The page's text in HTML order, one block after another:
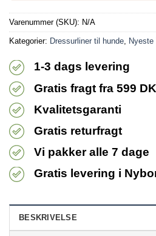
Varenummer (SKU): N/A
Kategorier: Dressurliner til hunde Nyeste
1-3 dags levering
Gratis fragt fra 599
Kvalitetsgaranti
Gratis returfragt
Vi pakker alle 7 dage
Gratis levering i
BESKRIVELSE